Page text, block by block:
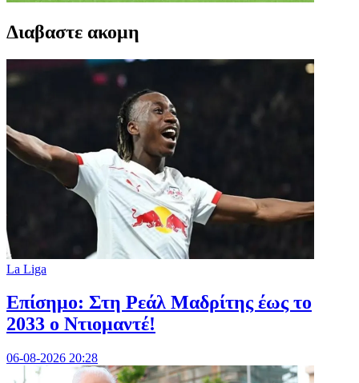
Διαβαστε ακομη
La Liga
Επίσημο: Στη Ρεάλ Μαδρίτης έως το
2033 ο Ντιομαντέ!
06-08-2026 20:28